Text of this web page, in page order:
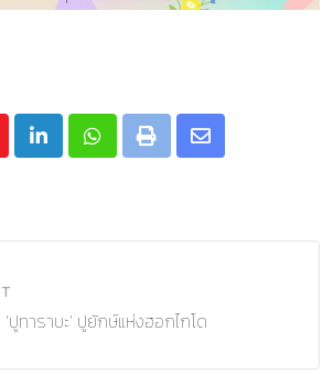
LinkedInWhatsapp
Print
Share
‘ปูทาราบะ’ ปูยักษ์แห่งฮอกไกโด